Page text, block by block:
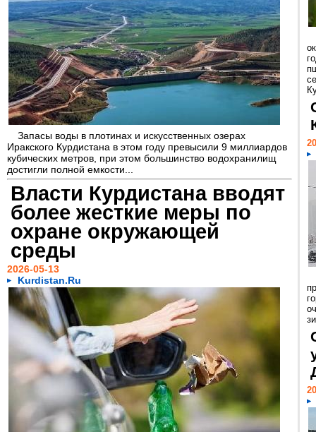
Запасы воды в плотинах и искусственных озерах
Иракского Курдистана в этом году превысили 9 миллиардов
кубических метров, при этом большинство водохранилищ
достигли полной емкости...
Власти Курдистана вводят
более жесткие меры по
охране окружающей
среды
2026-05-13
Kurdistan.Ru